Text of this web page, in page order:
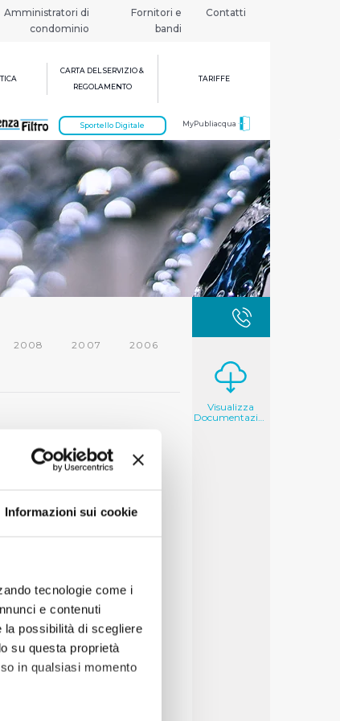
Informazioni sui cookie
tecnologie come i
e contenuti
possibilità di scegliere
su questa proprietà
in qualsiasi momento
Amministratori di
condominio
Fornitori e
bandi
Contatti
CARTA DEL SERVIZIO &
REGOLAMENTO
TARIFFE
MyPubliacqua
Sportello Digitale
2008 2007 2006
Visualizza
Documentazione